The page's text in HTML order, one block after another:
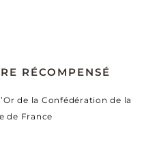
RÉCOMPENSÉ
de la Confédération de la
de France